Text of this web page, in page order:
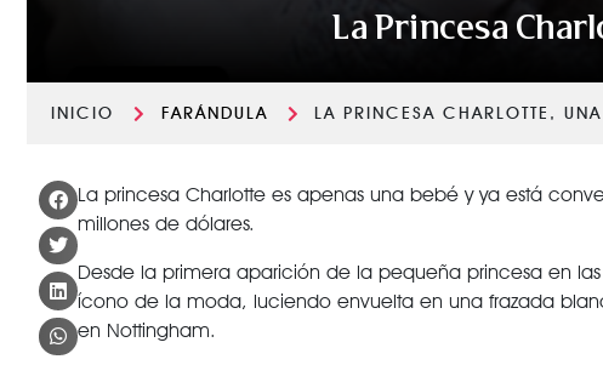
La Princesa
INICIO FARÁNDULA LA PRINCESA CHARLOTTE,
La princesa Charlotte es apenas una bebé y ya está
millones de dólares.
Desde la primera aparición de la pequeña princesa en las
ícono de la moda, luciendo envuelta en una frazada
en Nottingham.